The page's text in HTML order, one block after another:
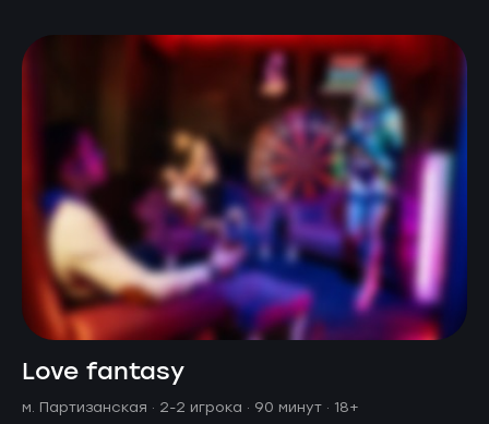
Love fantasy
м. Партизанская · 2-2 игрока · 90 минут · 18+